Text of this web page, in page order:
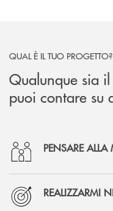
QUAL È IL TUO PROGETTO?
Qualunque sia
puoi contare su
PENSARE
REALIZZARMI